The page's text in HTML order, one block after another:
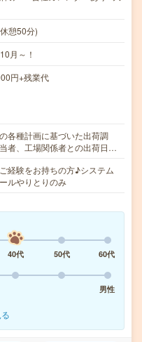
憩50分)
月～！
円+残業代
各種計画に基づいた出荷調
者、工場関係者との出荷日…
経験をお持ちの方♪システム
ルやりとりのみ
40代 50代
60代
男性